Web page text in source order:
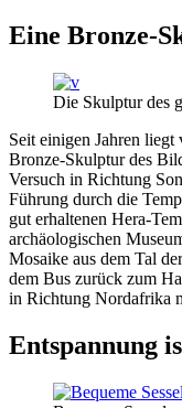
Eine Bronze-
Die Skulptur des
Seit einigen Jahren
Bronze-Skulptur des
Versuch in Richtung
Führung durch die
gut erhaltenen Hera-
archäologischen
Mosaike aus dem Tal
dem Bus zurück zum
in Richtung Nordafrika
Entspannung